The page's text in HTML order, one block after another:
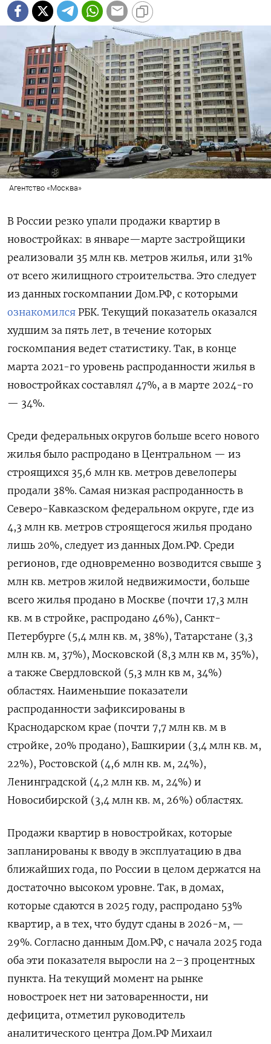
Агентство «Москва»
В России резко упали продажи квартир в
новостройках: в январе—марте застройщики
реализовали 35 млн кв. метров жилья, или 31%
от всего жилищного строительства. Это следует
из данных госкомпании Дом.РФ, с которыми
ознакомился РБК. Текущий показатель оказался
худшим за пять лет, в течение которых
госкомпания ведет статистику. Так, в конце
марта 2021-го уровень распроданности жилья в
новостройках составлял 47%, а в марте 2024-го
— 34%.
Среди федеральных округов больше всего нового
жилья было распродано в Центральном — из
строящихся 35,6 млн кв. метров девелоперы
продали 38%. Самая низкая распроданность в
Северо-Кавказском федеральном округе, где из
4,3 млн кв. метров строящегося жилья продано
лишь 20%, следует из данных Дом.РФ. Среди
регионов, где одновременно возводится свыше 3
млн кв. метров жилой недвижимости, больше
всего жилья продано в Москве (почти 17,3 млн
кв. м в стройке, распродано 46%), Санкт-
Петербурге (5,4 млн кв. м, 38%), Татарстане (3,3
млн кв. м, 37%), Московской (8,3 млн кв м, 35%),
а также Свердловской (5,3 млн кв м, 34%)
областях. Наименьшие показатели
распроданности зафиксированы в
Краснодарском крае (почти 7,7 млн кв. м в
стройке, 20% продано), Башкирии (3,4 млн кв. м,
22%), Ростовской (4,6 млн кв. м, 24%),
Ленинградской (4,2 млн кв. м, 24%) и
Новосибирской (3,4 млн кв. м, 26%) областях.
Продажи квартир в новостройках, которые
запланированы к вводу в эксплуатацию в два
ближайших года, по России в целом держатся на
достаточно высоком уровне. Так, в домах,
которые сдаются в 2025 году, распродано 53%
квартир, а в тех, что будут сданы в 2026-м, —
29%. Согласно данным Дом.РФ, с начала 2025 года
оба эти показателя выросли на 2–3 процентных
пункта. На текущий момент на рынке
новостроек нет ни затоваренности, ни
дефицита, отметил руководитель
аналитического центра Дом.РФ Михаил